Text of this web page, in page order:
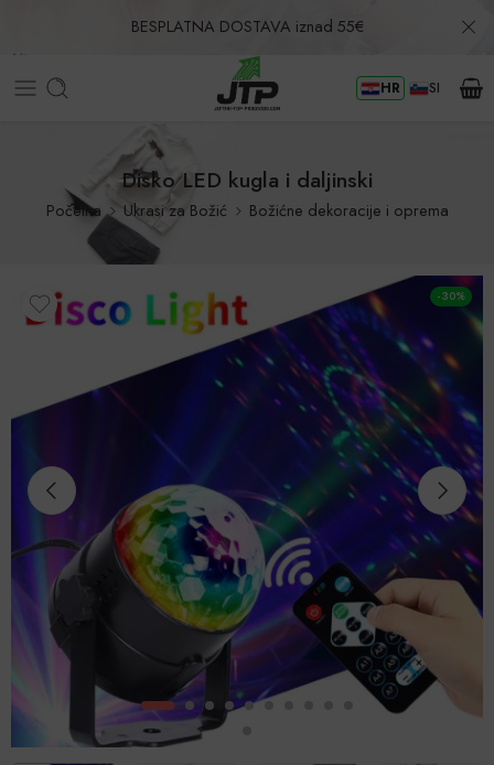
BESPLATNA DOSTAVA iznad 55€
Povrat u roku od 30 dana! HR SI
Disko LED kugla i daljinski
Početna Ukrasi za Božić Božićne dekoracije i oprema
-30%